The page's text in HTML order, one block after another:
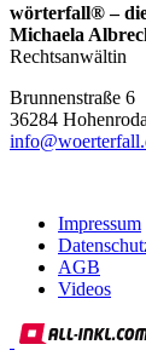
wörterfall® –
Michaela
Rechtsanwältin
Brunnenstraße 6
36284 Hohenroda
Impressum
AGB
Videos